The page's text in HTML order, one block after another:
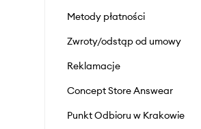
Metody płatności
Zwroty/odstąp od umowy
Reklamacje
Concept Store Answear
Punkt Odbioru w Krakowie